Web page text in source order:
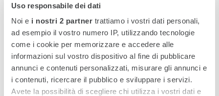
Uso responsabile dei dati
Noi e i nostri 2 partner trattiamo i vostri dati personali,
ad esempio il vostro numero IP, utilizzando tecnologie
come i cookie per memorizzare e accedere alle
informazioni sul vostro dispositivo al fine di pubblicare
annunci e contenuti personalizzati, misurare gli annunci e
i contenuti, ricercare il pubblico e sviluppare i servizi.
Avete la possibilità di scegliere chi utilizza i vostri dati e
The Franklin London
Situato in un elegante palazzo vittoriano e circondato dai
bellissimi giardini privati Egerton, l’hotel The Franklin
cuore di Londra, Knightsbridgeunisce la cordialità della
dimora privata al servizio impeccabile di un boutique
hotel di lusso.